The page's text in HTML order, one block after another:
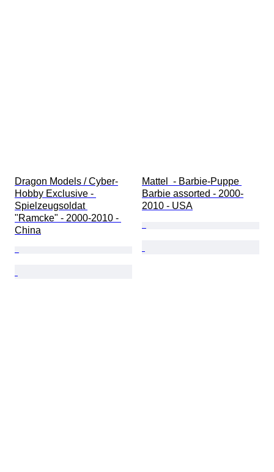
Dragon Models / Cyber-
Hobby Exclusive -
Spielzeugsoldat
"Ramcke" - 2000-2010 -
China
Mattel  - Barbie-Puppe
Barbie assorted - 2000-
2010 - USA